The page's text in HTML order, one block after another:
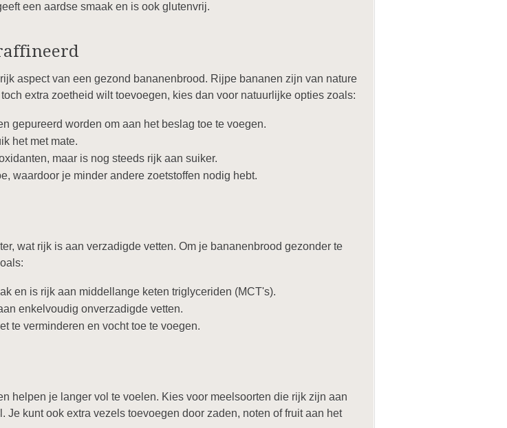
een aardse smaak en is ook glutenvrij.
aspect van een gezond bananenbrood. Rijpe bananen zijn van nature
extra zoetheid wilt toevoegen, kies dan voor natuurlijke opties zoals:
gepureerd worden om aan het beslag toe te voegen.
het met mate.
maar is nog steeds rijk aan suiker.
waardoor je minder andere zoetstoffen nodig hebt.
wat rijk is aan verzadigde vetten. Om je bananenbrood gezonder te
en is rijk aan middellange keten triglyceriden (MCT's).
enkelvoudig onverzadigde vetten.
te verminderen en vocht toe te voegen.
helpen je langer vol te voelen. Kies voor meelsoorten die rijk zijn aan
kunt ook extra vezels toevoegen door zaden, noten of fruit aan het